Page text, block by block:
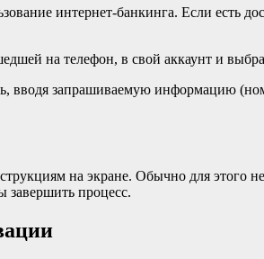
интернет-банкинга. Если есть
на телефон, в свой аккаунт и
вводя запрашиваемую информацию
на экране. Обычно для этого
завершить процесс.